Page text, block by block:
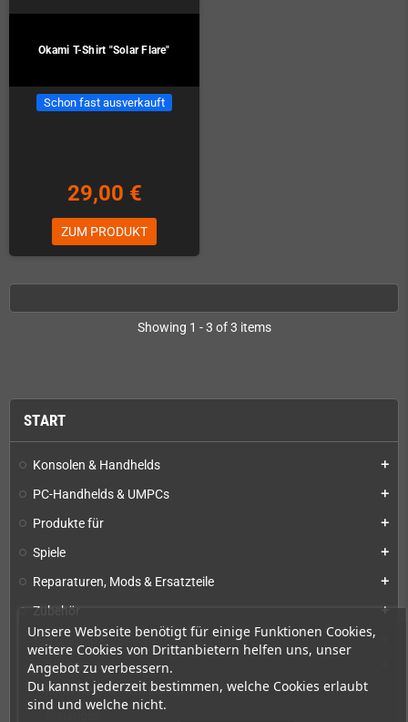
Unsere Webseite benötigt für einige Funktionen Cookies,
weitere Cookies von Drittanbietern helfen uns, unser
Angebot zu verbessern.
Du kannst jederzeit bestimmen, welche Cookies erlaubt
sind und welche nicht.
START
Konsolen & Handhelds add
PC-Handhelds & UMPCs add
Produkte für add
Spiele add
Reparaturen, Mods & Ersatzteile add
Zubehör add
Merchandise, Zeitschriften und Bücher
Bücher
PixelFrames - Wandbilder
Okami T-Shirt "Solar Flare"
Schon fast ausverkauft
29,00 €
ZUM PRODUKT
Showing 1 - 3 of 3 items